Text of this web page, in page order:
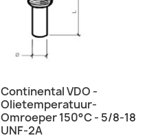
Snel bekijken
Continental VDO -
Olietemperatuur-
Omroeper 150°C - 5/8-18
UNF-2A